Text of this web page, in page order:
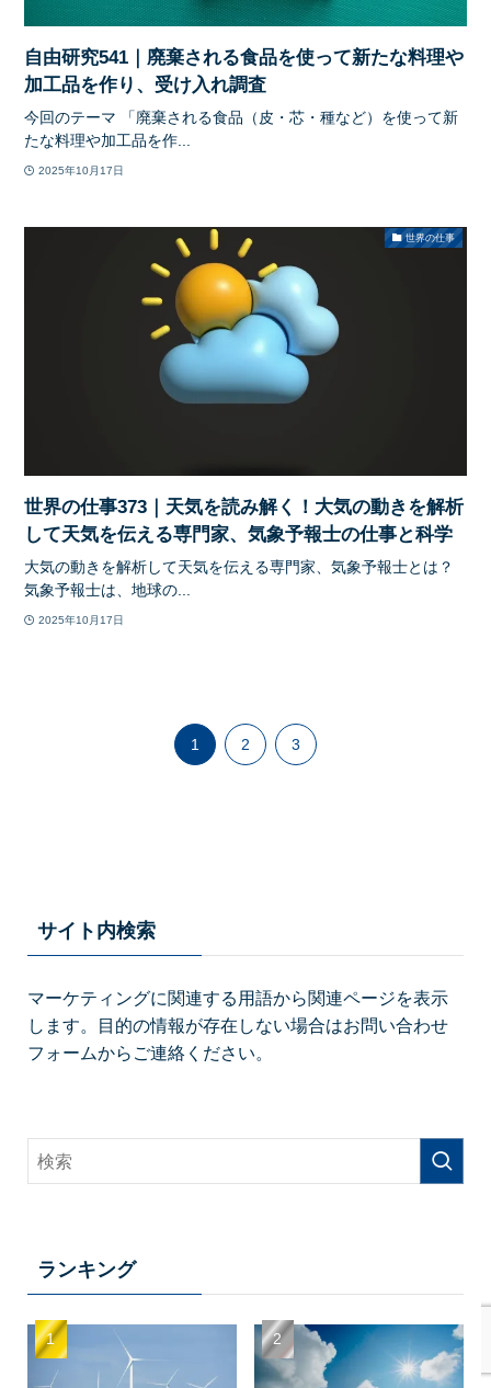
自由研究541｜廃棄される食品を使って新たな料理や
加工品を作り、受け入れ調査
今回のテーマ 「廃棄される食品（皮・芯・種など）を使って新
たな料理や加工品を作...
2025年10月17日
世界の仕事
世界の仕事373｜天気を読み解く！大気の動きを解析
して天気を伝える専門家、気象予報士の仕事と科学
大気の動きを解析して天気を伝える専門家、気象予報士とは？
気象予報士は、地球の...
2025年10月17日
1 2 3
サイト内検索
マーケティングに関連する用語から関連ページを表示
します。目的の情報が存在しない場合はお問い合わせ
フォームからご連絡ください。
ランキング